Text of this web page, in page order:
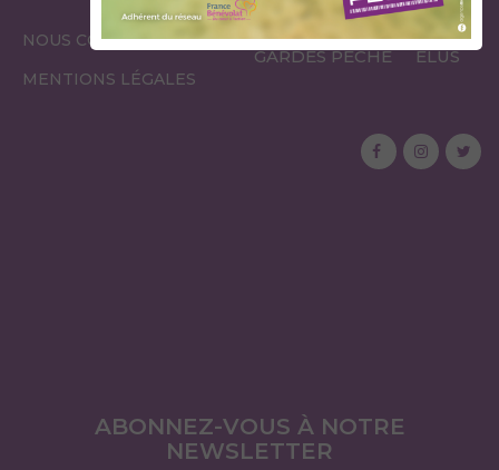
NOUS CONTACTER
MENTIONS LÉGALES
ESPACE
GARDES PÊCHE
ESPACE
ÉLUS
ABONNEZ-VOUS À NOTRE
NEWSLETTER